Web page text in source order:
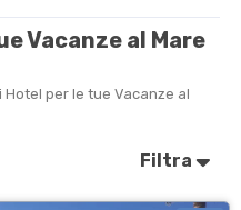
Vacanze al Mare
per le tue Vacanze al
Filtra